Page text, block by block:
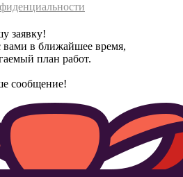
заявку!
в ближайшее время,
план работ.
сообщение!